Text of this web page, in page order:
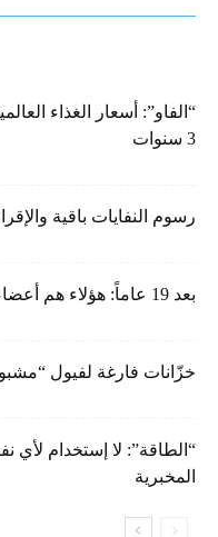
“الفاو”: أسعار الغذاء
3 سنوات
رسوم النفايات باقية
بعد 19 عاماً: هؤلاء هم أعضاء مجلس إدارة الضمان الاجتماعي
خزّانات فارغة لفيول
“الطاقة”: لا إستخدام لأي
المخبرية